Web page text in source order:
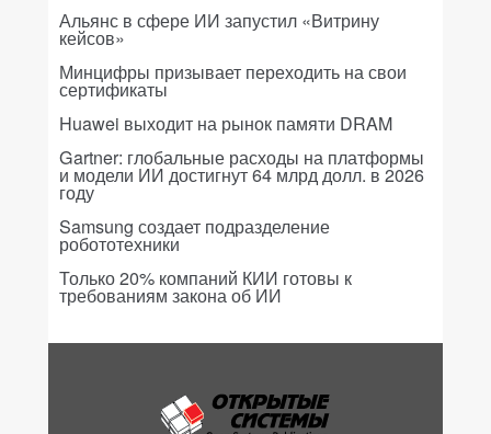
Альянс в сфере ИИ запустил «Витрину
кейсов»
Минцифры призывает переходить на свои
сертификаты
Huawei выходит на рынок памяти DRAM
Gartner: глобальные расходы на платформы
и модели ИИ достигнут 64 млрд долл. в 2026
году
Samsung создает подразделение
робототехники
Только 20% компаний КИИ готовы к
требованиям закона об ИИ